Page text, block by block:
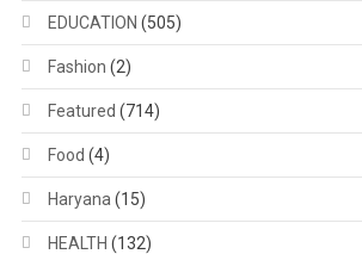
EDUCATION (505)
Fashion (2)
Featured (714)
Food (4)
Haryana (15)
HEALTH (132)